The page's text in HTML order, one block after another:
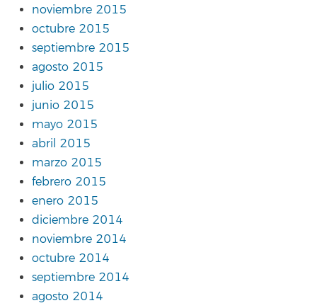
noviembre 2015
octubre 2015
septiembre 2015
agosto 2015
julio 2015
junio 2015
mayo 2015
abril 2015
marzo 2015
febrero 2015
enero 2015
diciembre 2014
noviembre 2014
octubre 2014
septiembre 2014
agosto 2014